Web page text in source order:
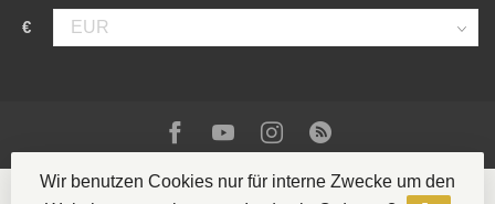
€
Wir benutzen Cookies nur für interne Zwecke um den